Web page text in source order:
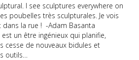
I see sculptures everywhere on
poubelles très sculpturales. Je vois
la rue ! -Adam Basanta
est un être ingénieux qui planifie,
cesse de nouveaux bidules et
outils…